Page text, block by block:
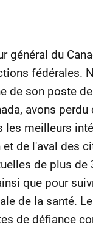
général du
fédérales.
de son poste
avons
meilleurs
de l'aval des
de plus
que pour
de la santé.
de défiance